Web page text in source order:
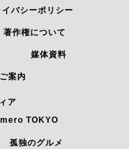
イバシーポリシー
著作権について
媒体資料
案内
ア
TOKYO
孤独のグルメ